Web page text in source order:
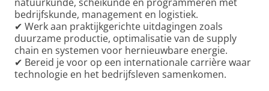
bedrijfskunde, management en logistiek.
✔ Werk aan praktijkgerichte uitdagingen zoals
duurzame productie, optimalisatie van de supply
chain en systemen voor hernieuwbare energie.
✔ Bereid je voor op een internationale carrière waar
technologie en het bedrijfsleven samenkomen.